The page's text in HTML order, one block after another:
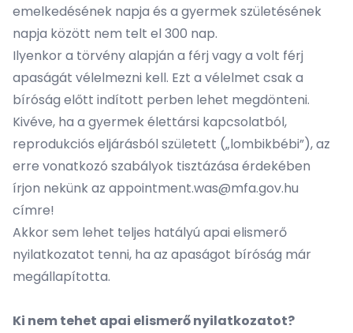
emelkedésének napja és a gyermek születésének
napja között nem telt el 300 nap.
Ilyenkor a törvény alapján a férj vagy a volt férj
apaságát vélelmezni kell. Ezt a vélelmet csak a
bíróság előtt indított perben lehet megdönteni.
Kivéve, ha a gyermek élettársi kapcsolatból,
reprodukciós eljárásból született („lombikbébi”), az
erre vonatkozó szabályok tisztázása érdekében
írjon nekünk az appointment.was@mfa.gov.hu
címre!
Akkor sem lehet teljes hatályú apai elismerő
nyilatkozatot tenni, ha az apaságot bíróság már
megállapította.
Ki nem tehet apai elismerő nyilatkozatot?